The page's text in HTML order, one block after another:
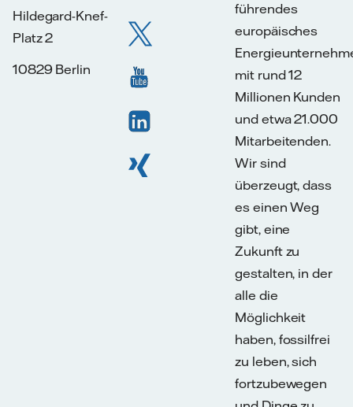
Hildegard-Knef-
Platz 2
10829 Berlin
führendes
europäisches
mit rund 12
Millionen Kunden
und etwa 21.000
Mitarbeitenden.
Wir sind
überzeugt, dass
es einen Weg
gibt, eine
Zukunft zu
gestalten, in der
alle die
Möglichkeit
haben, fossilfrei
zu leben, sich
fortzubewegen